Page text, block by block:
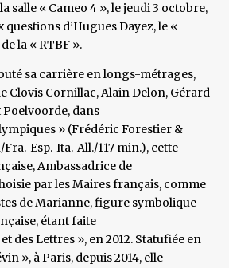
salle « Cameo 4 », le jeudi 3 octobre,
questions d’Hugues Dayez, le «
la « RTBF ».
sa carrière en longs-métrages,
Clovis Cornillac, Alain Delon, Gérard
dans
» (Frédéric Forestier &
Esp.-Ita.-All./117 min.), cette
Ambassadrice de
par les Maires français, comme
de Marianne, figure symbolique
étant faite
des Lettres », en 2012. Statufiée en
», à Paris, depuis 2014, elle